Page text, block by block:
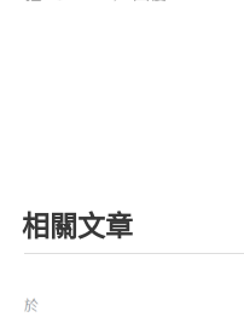
相關文章